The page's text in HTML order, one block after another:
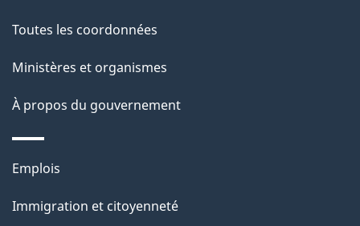
e
p
a
Toutes les coordonnées
Ministères et organismes
À propos du gouvernement
Thèmes
sujets
Emplois
Immigration et citoyenneté